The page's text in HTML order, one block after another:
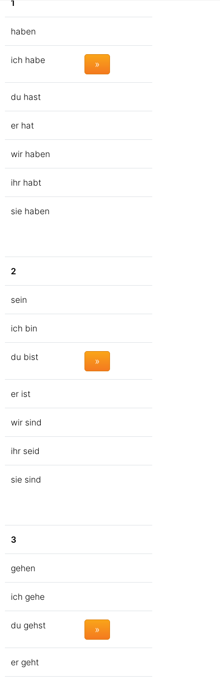
1
haben
ich habe »
du hast
er hat
wir haben
ihr habt
sie haben
2
sein
ich bin
du bist »
er ist
wir sind
ihr seid
sie sind
3
gehen
ich gehe
du gehst »
er geht